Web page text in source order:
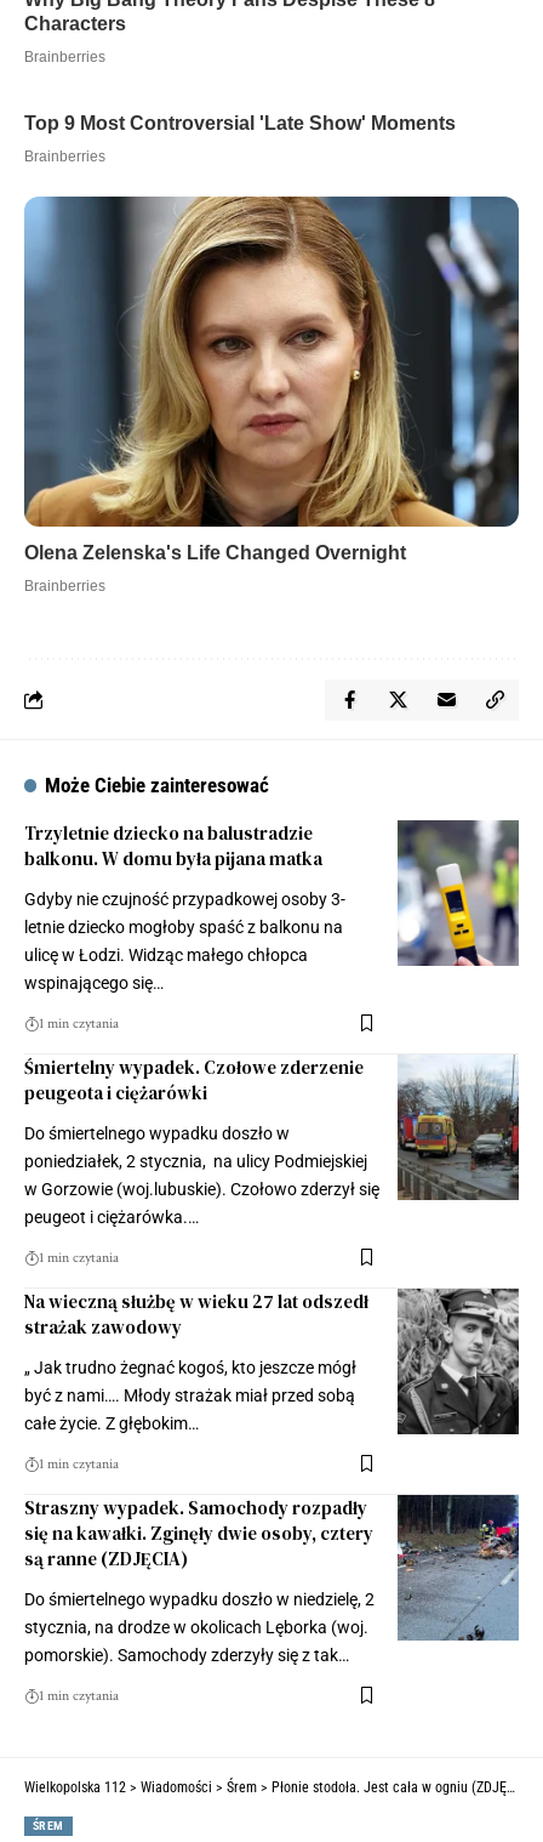
Może Ciebie zainteresować
Trzyletnie dziecko na balustradzie
balkonu. W domu była pijana matka
Gdyby nie czujność przypadkowej osoby 3-
letnie dziecko mogłoby spaść z balkonu na
ulicę w Łodzi. Widząc małego chłopca
wspinającego się…
1 min czytania
Śmiertelny wypadek. Czołowe zderzenie
peugeota i ciężarówki
Do śmiertelnego wypadku doszło w
poniedziałek, 2 stycznia, na ulicy Podmiejskiej
w Gorzowie (woj.lubuskie). Czołowo zderzył się
peugeot i ciężarówka.…
1 min czytania
Na wieczną służbę w wieku 27 lat odszedł
strażak zawodowy
„ Jak trudno żegnać kogoś, kto jeszcze mógł
być z nami…. Młody strażak miał przed sobą
całe życie. Z głębokim…
1 min czytania
Straszny wypadek. Samochody rozpadły
się na kawałki. Zginęły dwie osoby, cztery
są ranne (ZDJĘCIA)
Do śmiertelnego wypadku doszło w niedzielę, 2
stycznia, na drodze w okolicach Lęborka (woj.
pomorskie). Samochody zderzyły się z tak…
1 min czytania
Wielkopolska 112 > Wiadomości > Śrem > Płonie stodoła. Jest cała w ogniu (ZDJĘCIE CZYTELNIKA)
ŚREM